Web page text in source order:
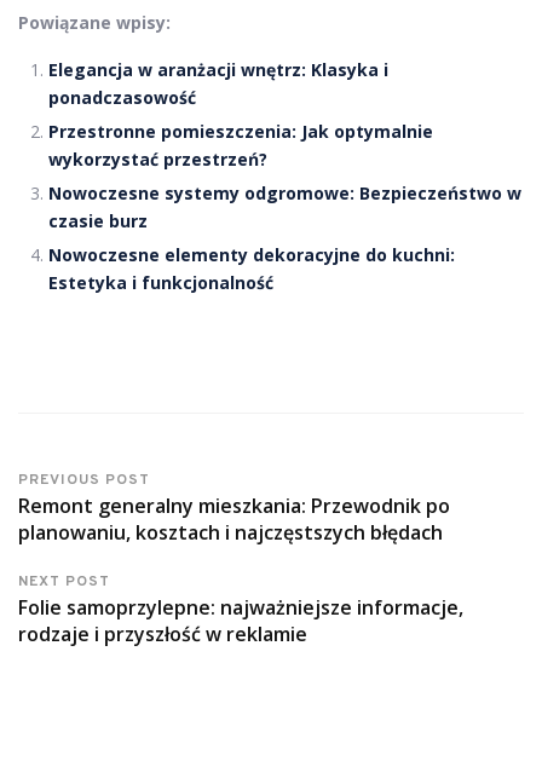
Powiązane wpisy:
Elegancja w aranżacji wnętrz: Klasyka i
ponadczasowość
Przestronne pomieszczenia: Jak optymalnie
wykorzystać przestrzeń?
Nowoczesne systemy odgromowe: Bezpieczeństwo w
czasie burz
Nowoczesne elementy dekoracyjne do kuchni:
Estetyka i funkcjonalność
PREVIOUS POST
Remont generalny mieszkania: Przewodnik po
planowaniu, kosztach i najczęstszych błędach
NEXT POST
Folie samoprzylepne: najważniejsze informacje,
rodzaje i przyszłość w reklamie